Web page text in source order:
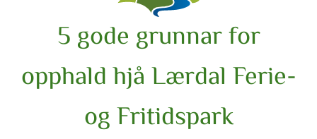
5 gode grunnar for
opphald hjå Lærdal Ferie-
og Fritidspark